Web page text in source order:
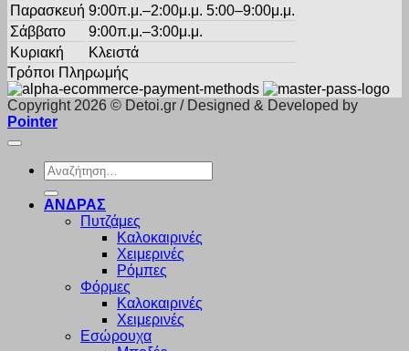
Παρασκευή 9:00π.μ.–2:00μ.μ. 5:00–9:00μ.μ.
Σάββατο
9:00π.μ.–3:00μ.μ.
Κυριακή
Κλειστά
Τρόποι Πληρωμής
Copyright 2026 © Detoi.gr / Designed & Developed by
Pointer
Αναζήτηση
για:
ΑΝΔΡΑΣ
Πυτζάμες
Καλοκαιρινές
Χειμερινές
Ρόμπες
Φόρμες
Καλοκαιρινές
Χειμερινές
Εσώρουχα